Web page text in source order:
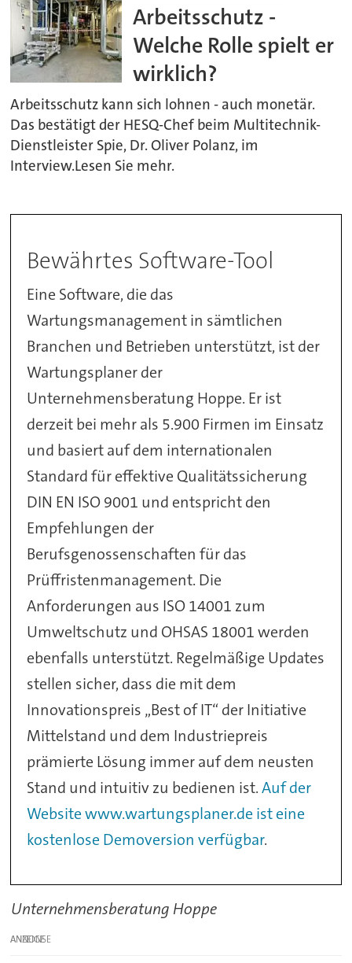
Arbeitsschutz -
Welche Rolle spielt er
wirklich?
Arbeitsschutz kann sich lohnen - auch monetär.
Das bestätigt der HESQ-Chef beim Multitechnik-
Dienstleister Spie, Dr. Oliver Polanz, im
Interview.Lesen Sie mehr.
Bewährtes Software-Tool
Eine Software, die das
Wartungsmanagement in sämtlichen
Branchen und Betrieben unterstützt, ist der
Wartungsplaner der
Unternehmensberatung Hoppe. Er ist
derzeit bei mehr als 5.900 Firmen im Einsatz
und basiert auf dem internationalen
Standard für effektive Qualitätssicherung
DIN EN ISO 9001 und entspricht den
Empfehlungen der
Berufsgenossenschaften für das
Prüffristenmanagement. Die
Anforderungen aus ISO 14001 zum
Umweltschutz und OHSAS 18001 werden
ebenfalls unterstützt. Regelmäßige Updates
stellen sicher, dass die mit dem
Innovationspreis „Best of IT“ der Initiative
Mittelstand und dem Industriepreis
prämierte Lösung immer auf dem neusten
Stand und intuitiv zu bedienen ist.Auf der
Website www.wartungsplaner.de ist eine
kostenlose Demoversion verfügbar.
Unternehmensberatung Hoppe
ANZEIGE